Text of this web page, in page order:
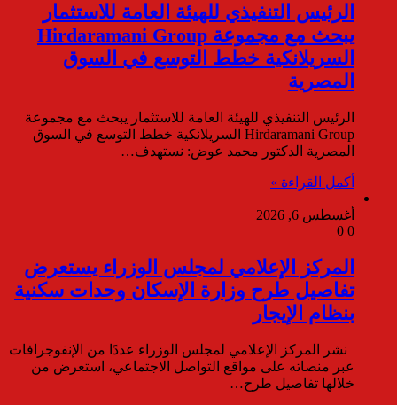
الرئيس التنفيذي للهيئة العامة للاستثمار
يبحث مع مجموعة Hirdaramani Group
السريلانكية خطط التوسع في السوق
المصرية
الرئيس التنفيذي للهيئة العامة للاستثمار يبحث مع مجموعة
Hirdaramani Group السريلانكية خطط التوسع في السوق
المصرية الدكتور محمد عوض: نستهدف…
أكمل القراءة »
أغسطس 6, 2026
0
المركز الإعلامي لمجلس الوزراء يستعرض
تفاصيل طرح وزارة الإسكان وحدات سكنية
بنظام الإيجار
نشر المركز الإعلامي لمجلس الوزراء عددًا من الإنفوجرافات
عبر منصاته على مواقع التواصل الاجتماعي، استعرض من
خلالها تفاصيل طرح…